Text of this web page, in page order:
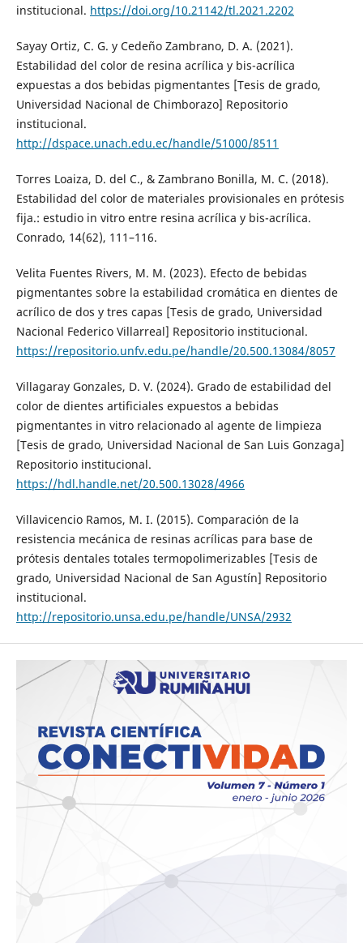
institucional. https://doi.org/10.21142/tl.2021.2202
Sayay Ortiz, C. G. y Cedeño Zambrano, D. A. (2021).
Estabilidad del color de resina acrílica y bis-acrílica
expuestas a dos bebidas pigmentantes [Tesis de grado,
Universidad Nacional de Chimborazo] Repositorio
institucional.
http://dspace.unach.edu.ec/handle/51000/8511
Torres Loaiza, D. del C., & Zambrano Bonilla, M. C. (2018).
Estabilidad del color de materiales provisionales en prótesis
fija.: estudio in vitro entre resina acrílica y bis-acrílica.
Conrado, 14(62), 111–116.
Velita Fuentes Rivers, M. M. (2023). Efecto de bebidas
pigmentantes sobre la estabilidad cromática en dientes de
acrílico de dos y tres capas [Tesis de grado, Universidad
Nacional Federico Villarreal] Repositorio institucional.
https://repositorio.unfv.edu.pe/handle/20.500.13084/8057
Villagaray Gonzales, D. V. (2024). Grado de estabilidad del
color de dientes artificiales expuestos a bebidas
pigmentantes in vitro relacionado al agente de limpieza
[Tesis de grado, Universidad Nacional de San Luis Gonzaga]
Repositorio institucional.
https://hdl.handle.net/20.500.13028/4966
Villavicencio Ramos, M. I. (2015). Comparación de la
resistencia mecánica de resinas acrílicas para base de
prótesis dentales totales termopolimerizables [Tesis de
grado, Universidad Nacional de San Agustín] Repositorio
institucional.
http://repositorio.unsa.edu.pe/handle/UNSA/2932